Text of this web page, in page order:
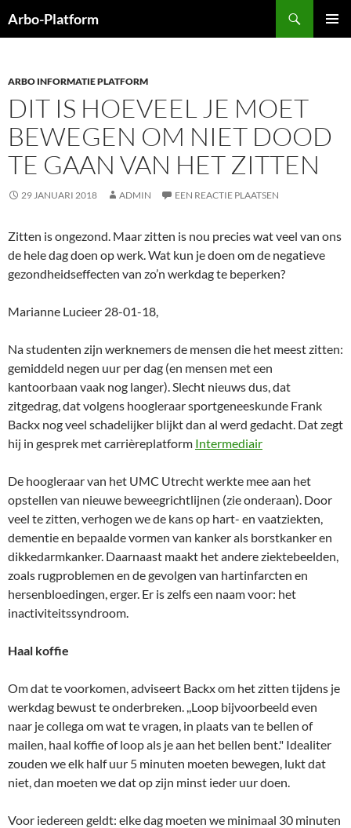
naar
Arbo-Platform
ARBO INFORMATIE PLATFORM
DIT IS HOEVEEL JE MOET
BEWEGEN OM NIET DOOD
TE GAAN VAN HET ZITTEN
29 JANUARI 2018 ADMIN EEN REACTIE PLAATSEN
Zitten is ongezond. Maar zitten is nou precies wat veel van ons
de hele dag doen op werk. Wat kun je doen om de negatieve
gezondheidseffecten van zo’n werkdag te beperken?
Marianne Lucieer 28-01-18,
Na studenten zijn werknemers de mensen die het meest zitten:
gemiddeld negen uur per dag (en mensen met een
kantoorbaan vaak nog langer). Slecht nieuws dus, dat
zitgedrag, dat volgens hoogleraar sportgeneeskunde Frank
Backx nog veel schadelijker blijkt dan al werd gedacht. Dat zegt
hij in gesprek met carrièreplatform Intermediair
De hoogleraar van het UMC Utrecht werkte mee aan het
opstellen van nieuwe beweegrichtlijnen (zie onderaan). Door
veel te zitten, verhogen we de kans op hart- en vaatziekten,
dementie en bepaalde vormen van kanker als borstkanker en
dikkedarmkanker. Daarnaast maakt het andere ziektebeelden,
zoals rugproblemen en de gevolgen van hartinfarcten en
hersenbloedingen, erger. Er is zelfs een naam voor: het
inactiviteitssyndroom.
Haal koffie
Om dat te voorkomen, adviseert Backx om het zitten tijdens je
werkdag bewust te onderbreken. ,,Loop bijvoorbeeld even
naar je collega om wat te vragen, in plaats van te bellen of
mailen, haal koffie of loop als je aan het bellen bent." Idealiter
zouden we elk half uur 5 minuten moeten bewegen, lukt dat
niet, dan moeten we dat op zijn minst ieder uur doen.
Voor iedereen geldt: elke dag moeten we minimaal 30 minuten